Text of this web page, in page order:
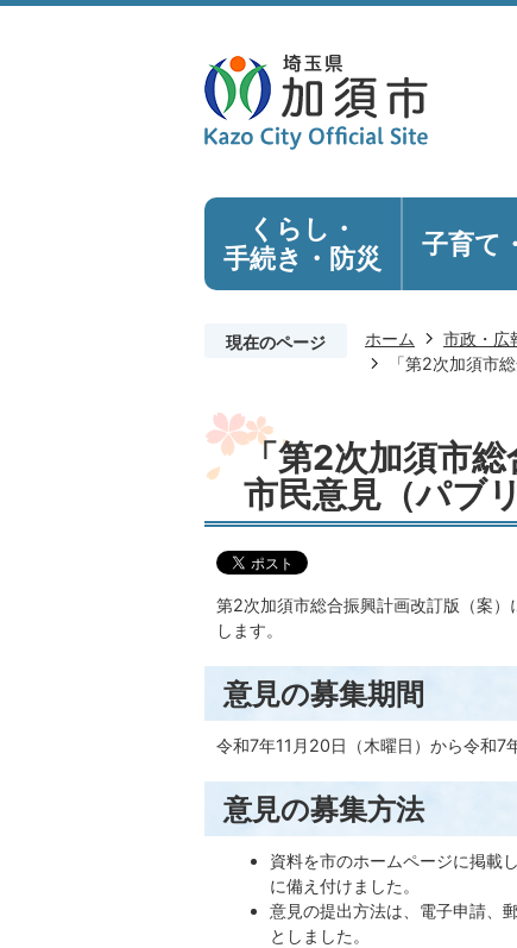
くらし・
手続き ・防災 子育て
現在のページ ホーム 市政・広
「第2次加須市
「第2次加須市
市民意見（パブ
第2次加須市総合振興計画改訂版（案
します。
意見の募集期間
令和7年11月20日（木曜日）から令和7
意見の募集方法
資料を市のホームページに掲載
に備え付けました。
意見の提出方法は、電子申請、
としました。